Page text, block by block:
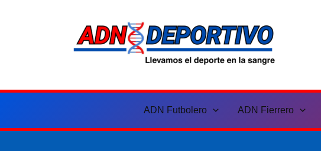
ADN Futbolero ADN Fierrero